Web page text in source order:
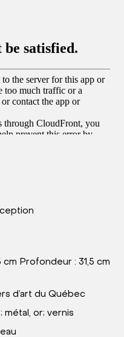
cm Profondeur : 31,5 cm
d’art du Québec
métal, or; vernis